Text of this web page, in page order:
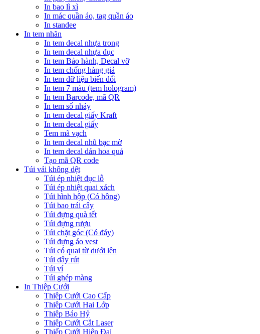
In bao lì xì
In mác quần áo, tag quần áo
In standee
In tem nhãn
In tem decal nhựa trong
In tem decal nhựa đục
In tem Bảo hành, Decal vỡ
In tem chống hàng giả
In tem dữ liệu biến đổi
In tem 7 màu (tem hologram)
In tem Barcode, mã QR
In tem số nhảy
In tem decal giấy Kraft
In tem decal giấy
Tem mã vạch
In tem decal nhũ bạc mờ
In tem decal dán hoa quả
Tạo mã QR code
Túi vải không dệt
Túi ép nhiệt đục lỗ
Túi ép nhiệt quai xách
Túi hình hộp (Có hông)
Túi bao trái cây
Túi đựng quà tết
Túi đựng rượu
Túi chặt góc (Có đáy)
Túi đựng áo vest
Túi có quai từ dưới lên
Túi dây rút
Túi ví
Túi ghép màng
In Thiệp Cưới
Thiệp Cưới Cao Cấp
Thiệp Cưới Hai Lớp
Thiệp Báo Hỷ
Thiệp Cưới Cắt Laser
Thiếp Cưới Hiện Đại